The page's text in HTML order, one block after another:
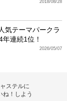
2018/08/28
気テーマパークラ
連続1位！
2026/05/07
ステルに
ね！しよう